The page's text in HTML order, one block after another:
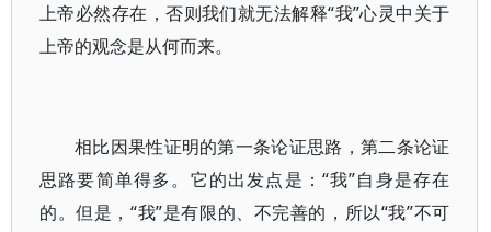
上帝必然存在，否则我们就无法解释“我”心灵中关于
上帝的观念是从何而来。
相比因果性证明的第一条论证思路，第二条论证
思路要简单得多。它的出发点是：“我”自身是存在
的。但是，“我”是有限的、不完善的，所以“我”不可